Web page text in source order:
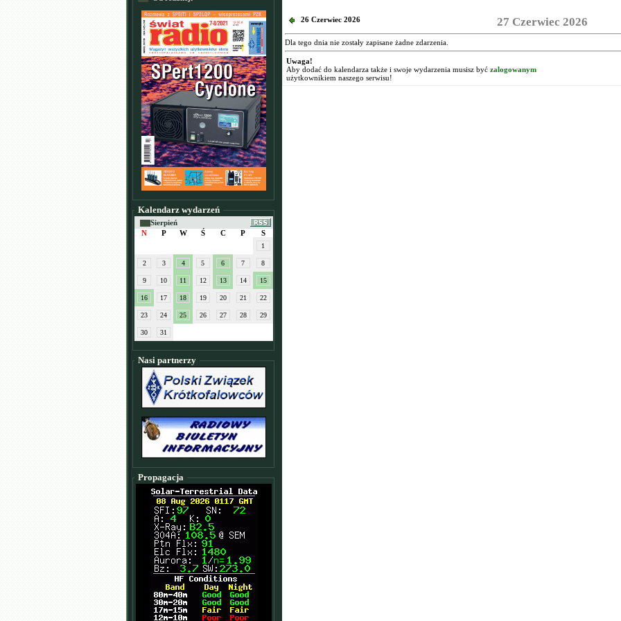
Kalendarz wydarzeń
Sierpień
N
P W Ś C P S
1
2 3 4 5 6 7 8
9 10 11 12 13 14 15
16 17 18 19 20 21 22
23 24 25 26 27 28 29
30 31
Nasi partnerzy
Propagacja
26 Czerwiec 2026 27 Czerwiec 2026
Dla tego dnia nie zostały zapisane żadne zdarzenia.
Uwaga!
Aby dodać do kalendarza także i swoje wydarzenia musisz być zalogowanym
użytkownikiem naszego serwisu!